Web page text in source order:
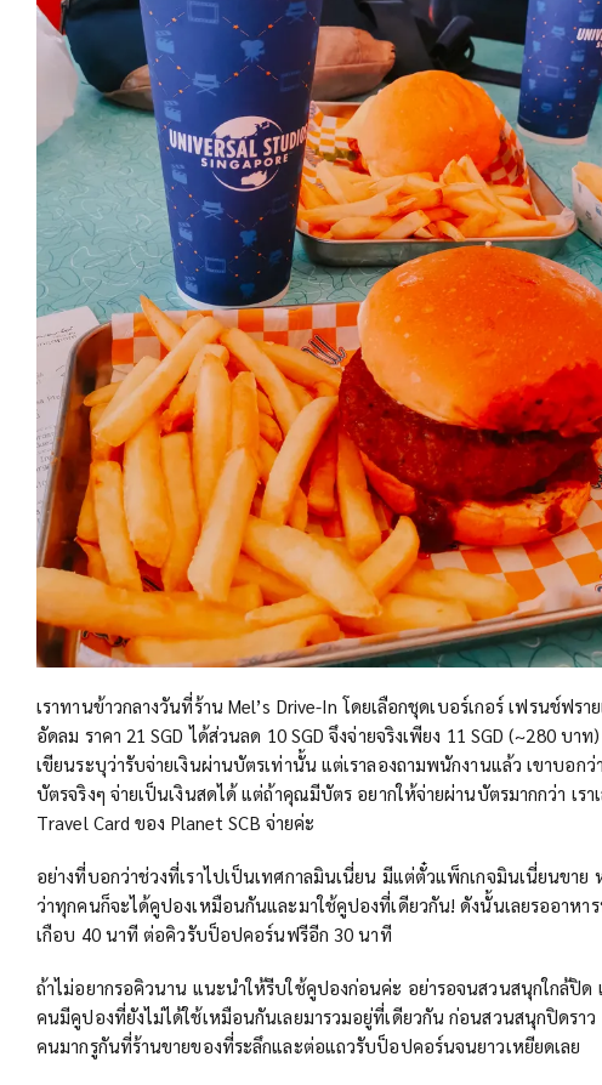
เราทานข้าวกลางวันที่ร้าน Mel’s Drive-In โดยเลือกชุดเบอร์เกอร์ เฟรนช์ฟรา
อัดลม ราคา 21 SGD ได้ส่วนลด 10 SGD จึงจ่ายจริงเพียง 11 SGD (~280 บาท
เขียนระบุว่ารับจ่ายเงินผ่านบัตรเท่านั้น แต่เราลองถามพนักงานแล้ว เขาบอกว่
บัตรจริงๆ จ่ายเป็นเงินสดได้ แต่ถ้าคุณมีบัตร อยากให้จ่ายผ่านบัตรมากกว่า เรา
Travel Card ของ Planet SCB จ่ายค่ะ
อย่างที่บอกว่าช่วงที่เราไปเป็นเทศกาลมินเนี่ยน มีแต่ตั๋วแพ็กเกจมินเนี่ยนขาย
ว่าทุกคนก็จะได้คูปองเหมือนกันและมาใช้คูปองที่เดียวกัน! ดังนั้นเลยรออาหา
เกือบ 40 นาที ต่อคิวรับป็อปคอร์นฟรีอีก 30 นาที
ถ้าไม่อยากรอคิวนาน แนะนำให้รีบใช้คูปองก่อนค่ะ อย่ารอจนสวนสนุกใกล้ปิด
คนมีคูปองที่ยังไม่ได้ใช้เหมือนกันเลยมารวมอยู่ที่เดียวกัน ก่อนสวนสนุกปิดราว
คนมากรูกันที่ร้านขายของที่ระลึกและต่อแถวรับป็อปคอร์นจนยาวเหยียดเลย